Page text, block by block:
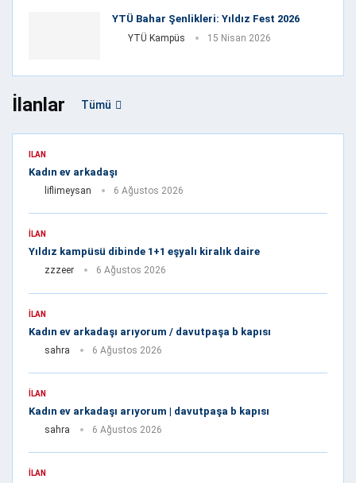
YTÜ Bahar Şenlikleri: Yıldız Fest 2026
YTÜ Kampüs 15 Nisan 2026
İlanlar Tümü
İLAN
Kadın ev arkadaşı
liflimeysan 6 Ağustos 2026
İLAN
Yıldız kampüsü dibinde 1+1 eşyalı kiralık daire
zzzeer 6 Ağustos 2026
İLAN
Kadın ev arkadaşı arıyorum / davutpaşa b kapısı
sahra 6 Ağustos 2026
İLAN
Kadın ev arkadaşı arıyorum | davutpaşa b kapısı
sahra 6 Ağustos 2026
İLAN